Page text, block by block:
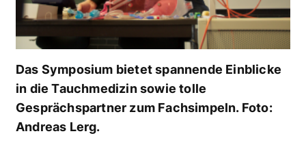
Das Symposium bietet spannende Einblicke
in die Tauchmedizin sowie tolle
Gesprächspartner zum Fachsimpeln. Foto:
Andreas Lerg.